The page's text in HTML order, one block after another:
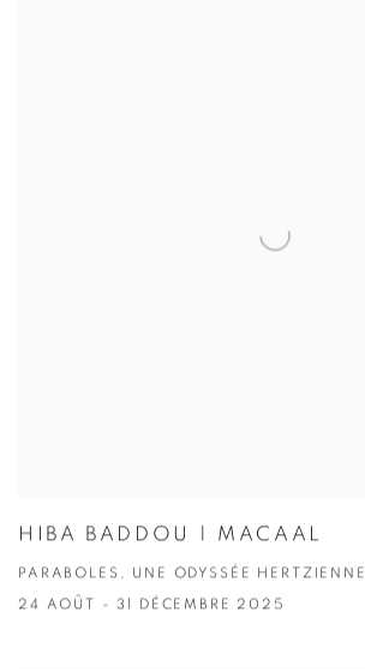
HIBA BADDOU | MACAAL
PARABOLES, UNE ODYSSÉE HERTZIENNE
24 AOÛT - 31 DÉCEMBRE 2025